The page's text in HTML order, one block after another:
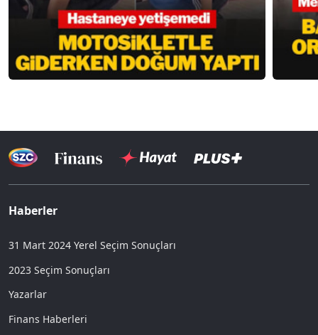
Haberler
31 Mart 2024 Yerel Seçim Sonuçları
2023 Seçim Sonuçları
Yazarlar
Finans Haberleri